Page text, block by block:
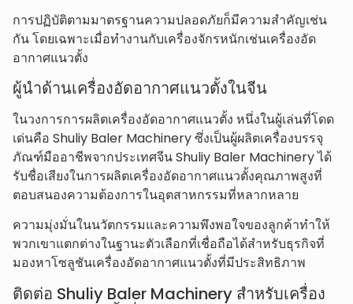
การปฏิบัติตามมาตรฐานความปลอดภัยก็มีความสำคัญเช่น
กัน โดยเฉพาะเมื่อทำงานกับเครื่องจักรหนักเช่นเครื่องอัด
อากาศแนวตั้ง
ผู้นำด้านเครื่องอัดอากาศแนวตั้งในจีน
ในวงการการผลิตเครื่องอัดอากาศแนวตั้ง หนึ่งในผู้เล่นที่โดด
เด่นคือ Shuliy Baler Machinery ซึ่งเป็นผู้ผลิตเครื่องบรรจุ
ภัณฑ์มืออาชีพจากประเทศจีน Shuliy Baler Machinery ได้
รับชื่อเสียงในการผลิตเครื่องอัดอากาศแนวตั้งคุณภาพสูงที่
ตอบสนองความต้องการในอุตสาหกรรมที่หลากหลาย
ความมุ่งมั่นในนวัตกรรมและความพึงพอใจของลูกค้าทำให้
พวกเขาแตกต่างในฐานะตัวเลือกที่เชื่อถือได้สำหรับธุรกิจที่
มองหาโซลูชันเครื่องอัดอากาศแนวตั้งที่มีประสิทธิภาพ
ติดต่อ Shuliy Baler Machinery สำหรับเครื่อง